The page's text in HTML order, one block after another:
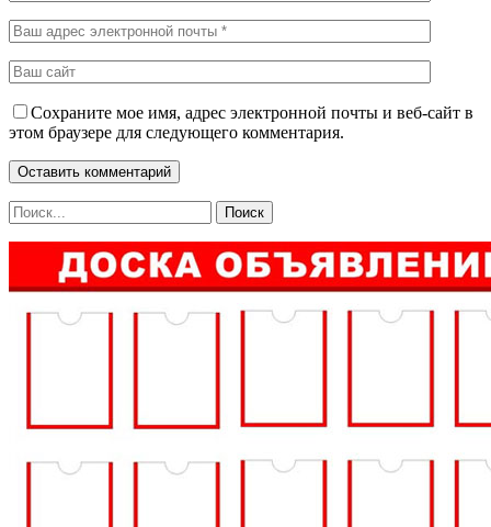
Сохраните мое имя, адрес электронной почты и веб-сайт в
этом браузере для следующего комментария.